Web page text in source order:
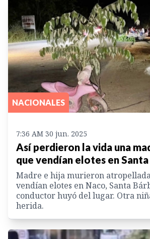
NACIONALES
7:36 AM 30 jun. 2025
Así perdieron la vida una
que vendían elotes en
Madre e hija murieron
vendían elotes en Naco, Santa
conductor huyó del lugar. Otra
herida.